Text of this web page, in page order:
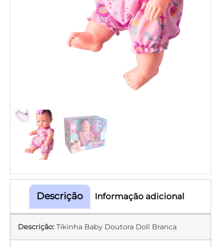
Descrição Informação adicional
Descrição: Tikinha Baby Doutora Doll Branca